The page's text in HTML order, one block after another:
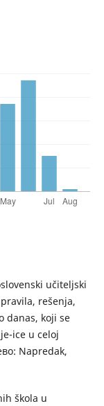
učiteljski
rešenja,
danas, koji se
ice u celoj
Napredak,
škola u